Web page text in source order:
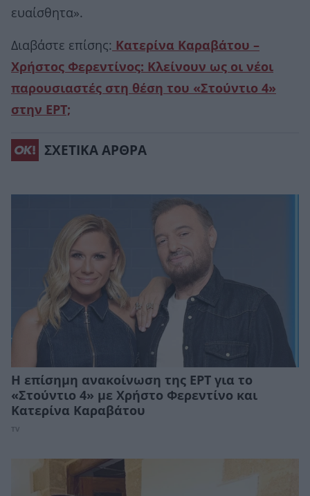
ευαίσθητα».
Διαβάστε επίσης: Κατερίνα Καραβάτου –
Χρήστος Φερεντίνος: Κλείνουν ως οι νέοι
παρουσιαστές στη θέση του «Στούντιο 4»
στην ΕΡΤ;
ΣΧΕΤΙΚΑ ΑΡΘΡΑ
Η επίσημη ανακοίνωση της ΕΡΤ για το
«Στούντιο 4» με Χρήστο Φερεντίνο και
Κατερίνα Καραβάτου
TV